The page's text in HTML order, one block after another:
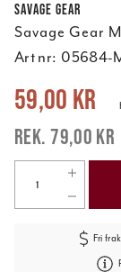
Savage Gear
Savage Gear
Art nr: 05684-
Nuvarande pris:
59,00 kr
79,00 kr
Fri